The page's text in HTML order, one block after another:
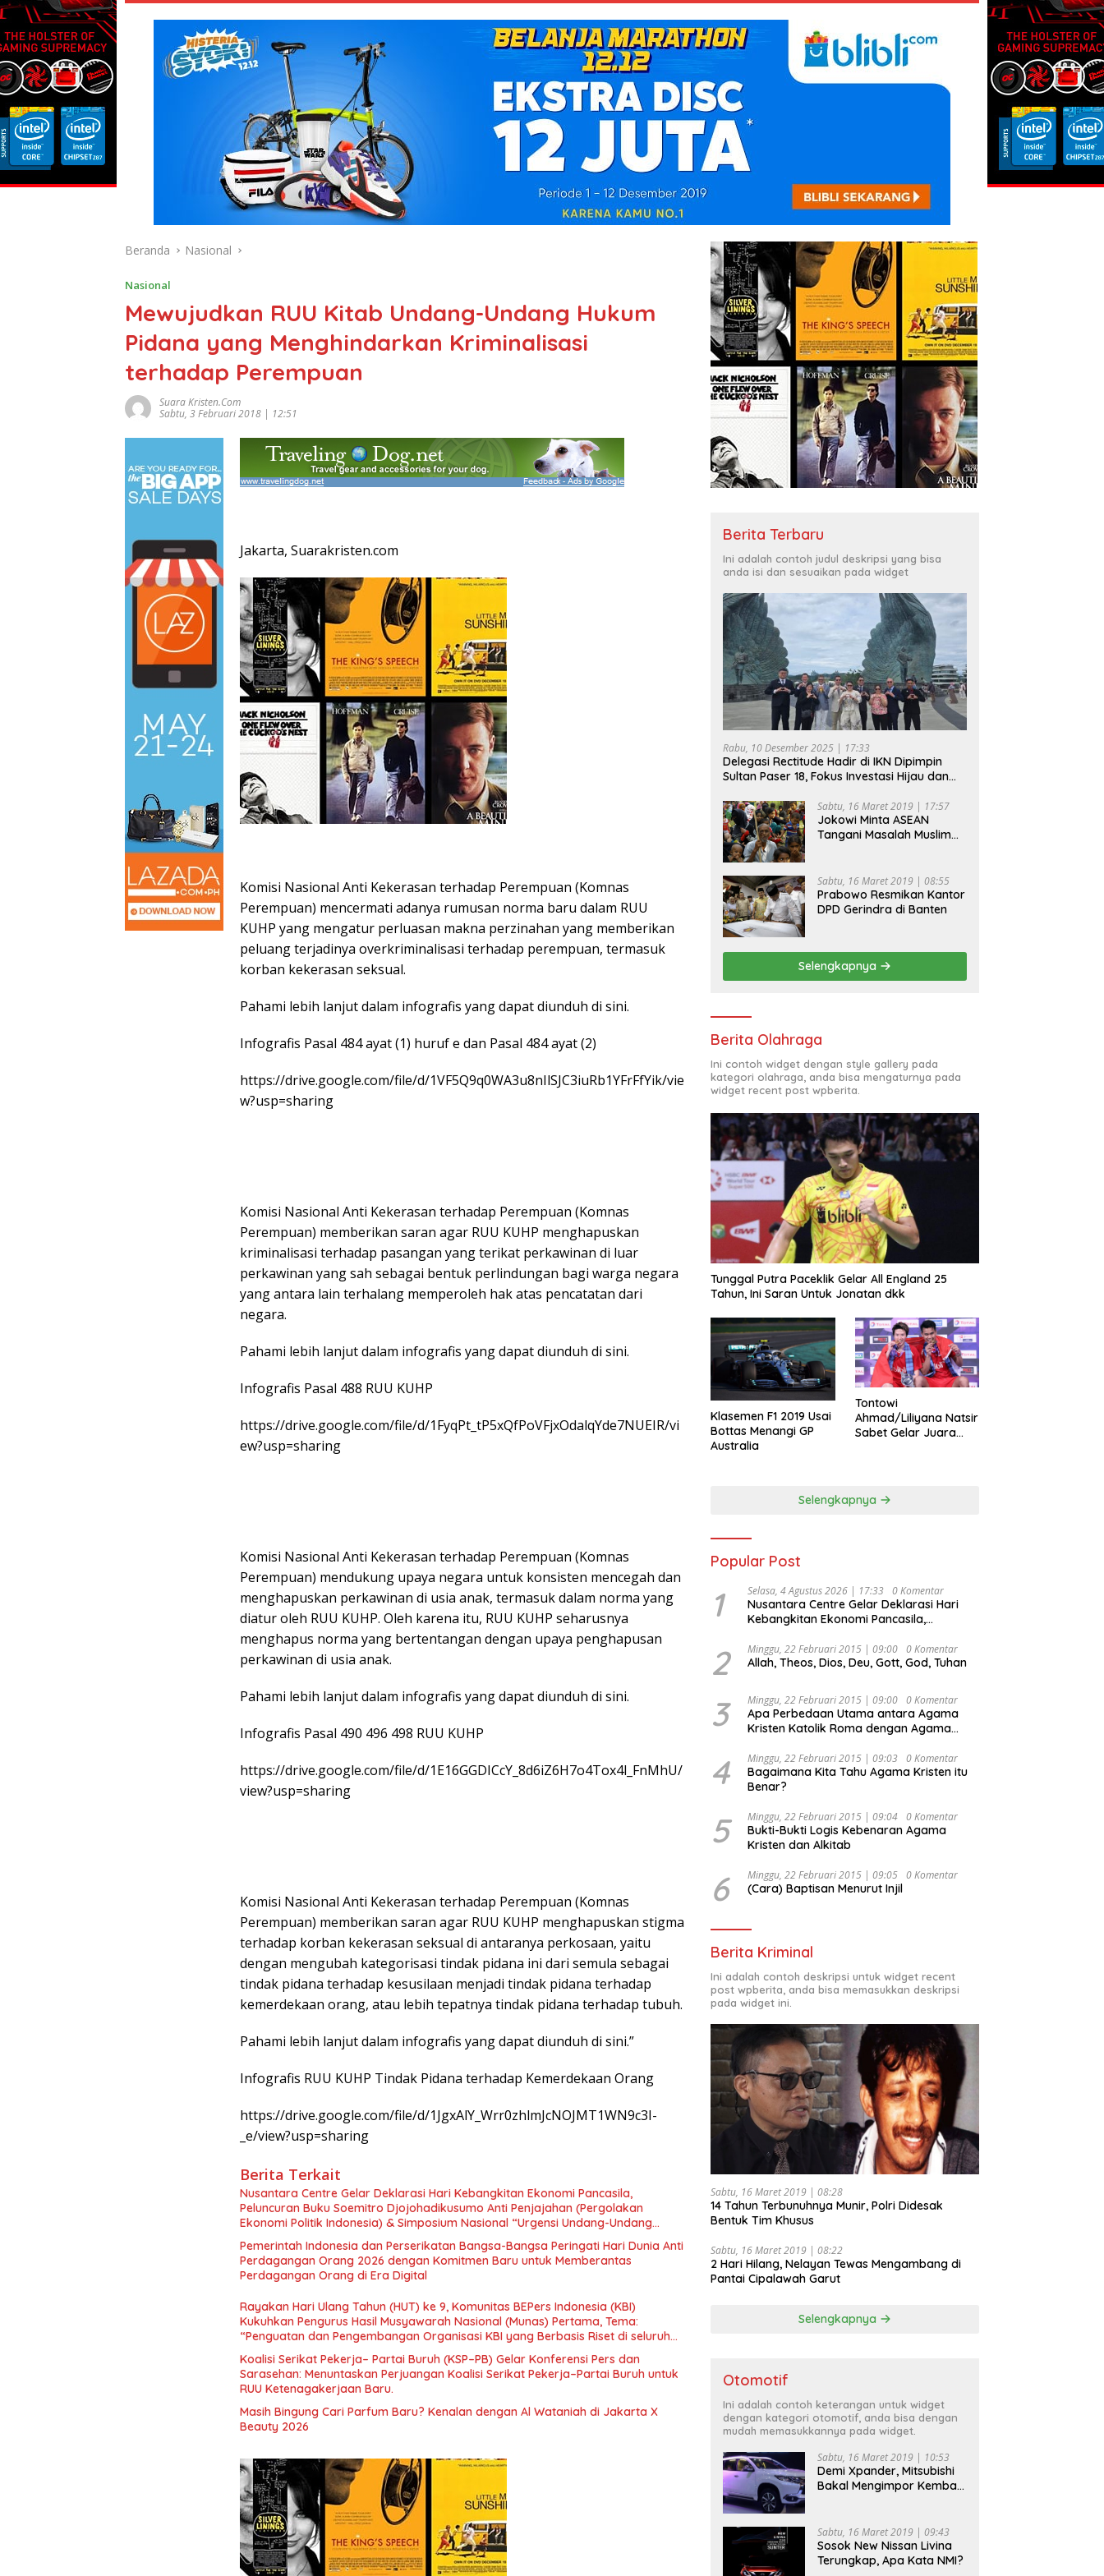
Beranda Nasional
Nasional
Mewujudkan RUU Kitab Undang-Undang Hukum
Pidana yang Menghindarkan Kriminalisasi
terhadap Perempuan
Suara Kristen.com
Sabtu, 3 Februari 2018 | 12:51
Jakarta, Suarakristen.com
Komisi Nasional Anti Kekerasan terhadap Perempuan (Komnas
Perempuan) mencermati adanya rumusan norma baru dalam RUU
KUHP yang mengatur perluasan makna perzinahan yang memberikan
peluang terjadinya overkriminalisasi terhadap perempuan, termasuk
korban kekerasan seksual.
Pahami lebih lanjut dalam infografis yang dapat diunduh di sini.
Infografis Pasal 484 ayat (1) huruf e dan Pasal 484 ayat (2)
https://drive.google.com/file/d/1VF5Q9q0WA3u8nIlSJC3iuRb1YFrFfYik/vie
w?usp=sharing
Komisi Nasional Anti Kekerasan terhadap Perempuan (Komnas
Perempuan) memberikan saran agar RUU KUHP menghapuskan
kriminalisasi terhadap pasangan yang terikat perkawinan di luar
perkawinan yang sah sebagai bentuk perlindungan bagi warga negara
yang antara lain terhalang memperoleh hak atas pencatatan dari
negara.
Pahami lebih lanjut dalam infografis yang dapat diunduh di sini.
Infografis Pasal 488 RUU KUHP
https://drive.google.com/file/d/1FyqPt_tP5xQfPoVFjxOdalqYde7NUEIR/vi
ew?usp=sharing
Komisi Nasional Anti Kekerasan terhadap Perempuan (Komnas
Perempuan) mendukung upaya negara untuk konsisten mencegah dan
menghapuskan perkawinan di usia anak, termasuk dalam norma yang
diatur oleh RUU KUHP. Oleh karena itu, RUU KUHP seharusnya
menghapus norma yang bertentangan dengan upaya penghapusan
perkawinan di usia anak.
Pahami lebih lanjut dalam infografis yang dapat diunduh di sini.
Infografis Pasal 490 496 498 RUU KUHP
https://drive.google.com/file/d/1E16GGDICcY_8d6iZ6H7o4Tox4l_FnMhU/
view?usp=sharing
Komisi Nasional Anti Kekerasan terhadap Perempuan (Komnas
Perempuan) memberikan saran agar RUU KUHP menghapuskan stigma
terhadap korban kekerasan seksual di antaranya perkosaan, yaitu
dengan mengubah kategorisasi tindak pidana ini dari semula sebagai
tindak pidana terhadap kesusilaan menjadi tindak pidana terhadap
kemerdekaan orang, atau lebih tepatnya tindak pidana terhadap tubuh.
Pahami lebih lanjut dalam infografis yang dapat diunduh di sini.”
Infografis RUU KUHP Tindak Pidana terhadap Kemerdekaan Orang
https://drive.google.com/file/d/1JgxAlY_Wrr0zhlmJcNOJMT1WN9c3I-
_e/view?usp=sharing
Berita Terkait
Nusantara Centre Gelar Deklarasi Hari Kebangkitan Ekonomi Pancasila,
Peluncuran Buku Soemitro Djojohadikusumo Anti Penjajahan (Pergolakan
Ekonomi Politik Indonesia) & Simposium Nasional “Urgensi Undang-Undang
Perekonomian Nasional dan Kesejahteraan Sosial dalam Menata Bangsa Menuju
Indonesia Emas 2045”,
Pemerintah Indonesia dan Perserikatan Bangsa-Bangsa Peringati Hari Dunia Anti
Perdagangan Orang 2026 dengan Komitmen Baru untuk Memberantas
Perdagangan Orang di Era Digital
Rayakan Hari Ulang Tahun (HUT) ke 9, Komunitas BEPers Indonesia (KBI)
Kukuhkan Pengurus Hasil Musyawarah Nasional (Munas) Pertama, Tema:
“Penguatan dan Pengembangan Organisasi KBI yang Berbasis Riset di seluruh
Indonesia dan Mancanegara”.
Koalisi Serikat Pekerja– Partai Buruh (KSP–PB) Gelar Konferensi Pers dan
Sarasehan: Menuntaskan Perjuangan Koalisi Serikat Pekerja–Partai Buruh untuk
RUU Ketenagakerjaan Baru.
Masih Bingung Cari Parfum Baru? Kenalan dengan Al Wataniah di Jakarta X
Beauty 2026
Berita Terbaru
Ini adalah contoh judul deskripsi yang bisa
anda isi dan sesuaikan pada widget
Rabu, 10 Desember 2025 | 17:33
Delegasi Rectitude Hadir di IKN Dipimpin
Sultan Paser 18, Fokus Investasi Hijau dan
Sabtu, 16 Maret 2019 | 17:57
Jokowi Minta ASEAN
Tangani Masalah Muslim
Sabtu, 16 Maret 2019 | 08:55
Prabowo Resmikan Kantor
DPD Gerindra di Banten
Selengkapnya
Berita Olahraga
Ini contoh widget dengan style gallery pada
kategori olahraga, anda bisa mengaturnya pada
widget recent post wpberita.
Tunggal Putra Paceklik Gelar All England 25
Tahun, Ini Saran Untuk Jonatan dkk
Klasemen F1 2019 Usai
Bottas Menangi GP
Australia
Tontowi
Ahmad/Liliyana Natsir
Sabet Gelar Juara
Selengkapnya
Popular Post
1 Selasa, 4 Agustus 2026 | 17:33 0 Komentar
Nusantara Centre Gelar Deklarasi Hari
Kebangkitan Ekonomi Pancasila,
Djojohadikusumo Anti Penjajahan
(Pergolakan Ekonomi Politik Indonesia) &
Undang Perekonomian Nasional dan
Kesejahteraan Sosial dalam Menata
Bangsa Menuju Indonesia Emas 2045”,
2 Minggu, 22 Februari 2015 | 09:00 0 Komentar
Allah, Theos, Dios, Deu, Gott, God, Tuhan
3 Minggu, 22 Februari 2015 | 09:00 0 Komentar
Apa Perbedaan Utama antara Agama
Kristen Katolik Roma dengan Agama
4 Minggu, 22 Februari 2015 | 09:03 0 Komentar
Bagaimana Kita Tahu Agama Kristen itu
Benar?
5 Minggu, 22 Februari 2015 | 09:04 0 Komentar
Bukti-Bukti Logis Kebenaran Agama
Kristen dan Alkitab
6 Minggu, 22 Februari 2015 | 09:05 0 Komentar
(Cara) Baptisan Menurut Injil
Berita Kriminal
Ini adalah contoh deskripsi untuk widget recent
post wpberita, anda bisa memasukkan deskripsi
pada widget ini.
Sabtu, 16 Maret 2019 | 08:28
14 Tahun Terbunuhnya Munir, Polri Didesak
Bentuk Tim Khusus
Sabtu, 16 Maret 2019 | 08:22
2 Hari Hilang, Nelayan Tewas Mengambang di
Pantai Cipalawah Garut
Selengkapnya
Otomotif
Ini adalah contoh keterangan untuk widget
dengan kategori otomotif, anda bisa dengan
mudah memasukkannya pada widget.
Sabtu, 16 Maret 2019 | 10:53
Demi Xpander, Mitsubishi
Bakal Mengimpor Kembali
Sabtu, 16 Maret 2019 | 09:43
Sosok New Nissan Livina
Terungkap, Apa Kata NMI?